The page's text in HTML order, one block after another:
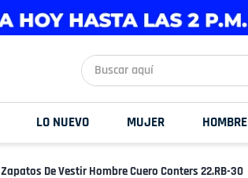
Buscar aquí
LO NUEVO MUJER HOMBRE
Zapatos De Vestir Hombre Cuero Conters 22.RB-30